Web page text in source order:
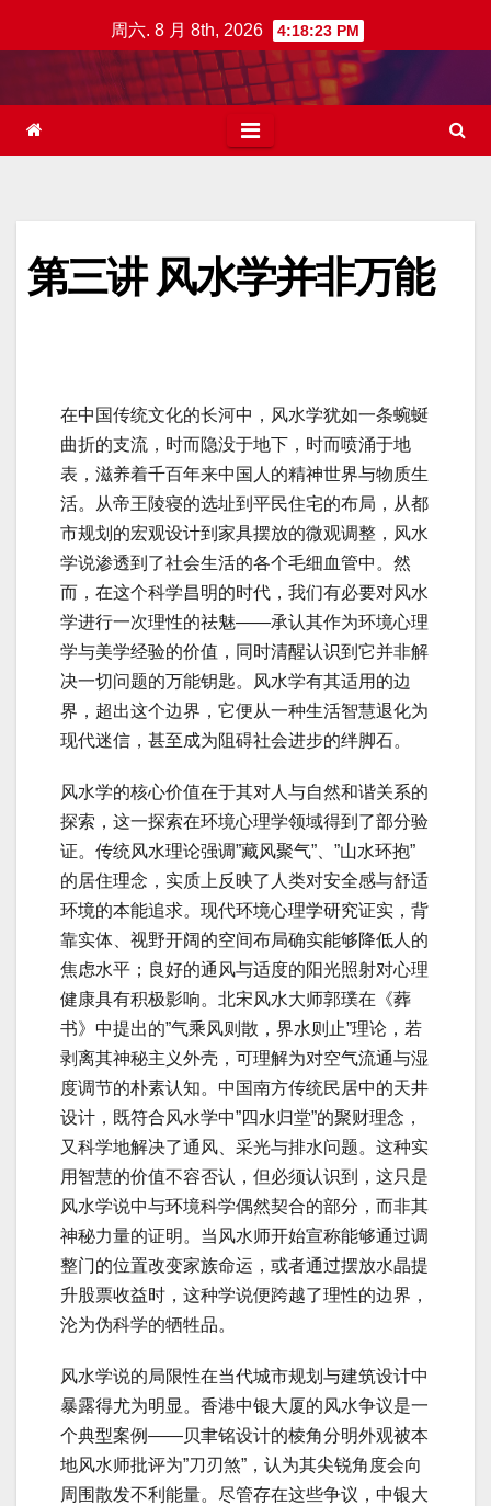
至
周六. 8 月 8th, 2026 4:18:24 PM
第三讲 风水学并非万能
在中国传统文化的长河中，风水学犹如一条蜿蜒
曲折的支流，时而隐没于地下，时而喷涌于地
表，滋养着千百年来中国人的精神世界与物质生
活。从帝王陵寝的选址到平民住宅的布局，从都
市规划的宏观设计到家具摆放的微观调整，风水
学说渗透到了社会生活的各个毛细血管中。然
而，在这个科学昌明的时代，我们有必要对风水
学进行一次理性的祛魅——承认其作为环境心理
学与美学经验的价值，同时清醒认识到它并非解
决一切问题的万能钥匙。风水学有其适用的边
界，超出这个边界，它便从一种生活智慧退化为
现代迷信，甚至成为阻碍社会进步的绊脚石。
风水学的核心价值在于其对人与自然和谐关系的
探索，这一探索在环境心理学领域得到了部分验
证。传统风水理论强调”藏风聚气”、”山水环抱”
的居住理念，实质上反映了人类对安全感与舒适
环境的本能追求。现代环境心理学研究证实，背
靠实体、视野开阔的空间布局确实能够降低人的
焦虑水平；良好的通风与适度的阳光照射对心理
健康具有积极影响。北宋风水大师郭璞在《葬
书》中提出的”气乘风则散，界水则止”理论，若
剥离其神秘主义外壳，可理解为对空气流通与湿
度调节的朴素认知。中国南方传统民居中的天井
设计，既符合风水学中”四水归堂”的聚财理念，
又科学地解决了通风、采光与排水问题。这种实
用智慧的价值不容否认，但必须认识到，这只是
风水学说中与环境科学偶然契合的部分，而非其
神秘力量的证明。当风水师开始宣称能够通过调
整门的位置改变家族命运，或者通过摆放水晶提
升股票收益时，这种学说便跨越了理性的边界，
沦为伪科学的牺牲品。
风水学说的局限性在当代城市规划与建筑设计中
暴露得尤为明显。香港中银大厦的风水争议是一
个典型案例——贝聿铭设计的棱角分明外观被本
地风水师批评为”刀刃煞”，认为其尖锐角度会向
周围散发不利能量。尽管存在这些争议，中银大